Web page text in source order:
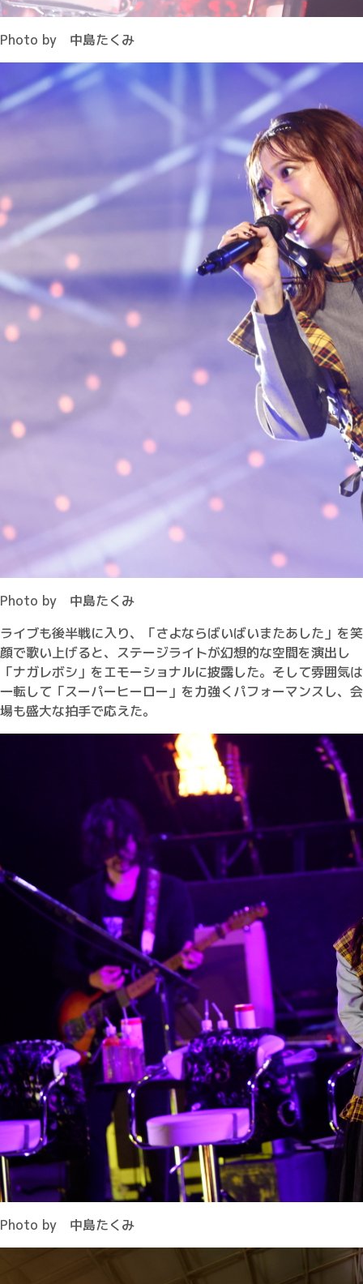
Photo by 中島たくみ
Photo by 中島たくみ
ライブも後半戦に入り、「さよならばいばいまたあした」を笑
顔で歌い上げると、ステージライトが幻想的な空間を演出し
「ナガレボシ」をエモーショナルに披露した。そして雰囲気は
一転して「スーパーヒーロー」を力強くパフォーマンスし、会
場も盛大な拍手で応えた。
Photo by 中島たくみ